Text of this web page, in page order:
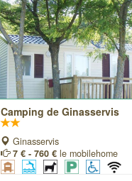
Camping de Ginasservis
Ginasservis
7 € - 760 € le mobilehome